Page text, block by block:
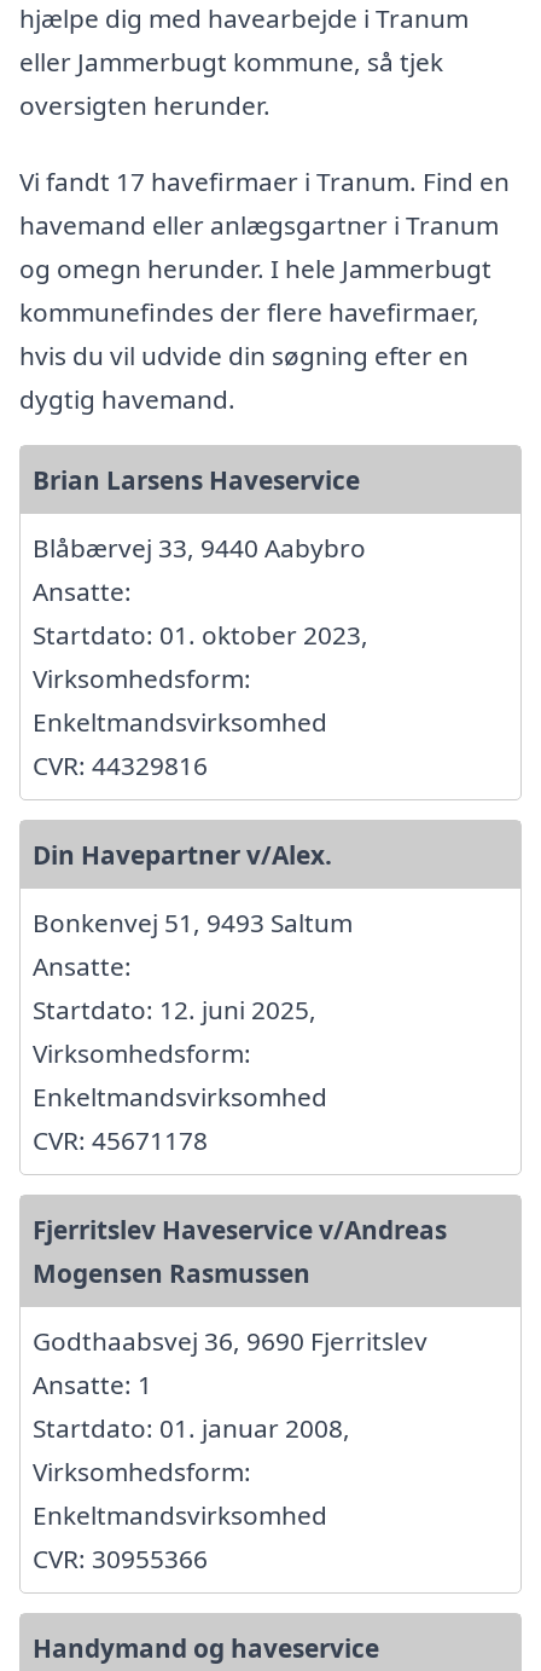
hjælpe dig med havearbejde i Tranum
eller Jammerbugt kommune, så tjek
oversigten herunder.
Vi fandt 17 havefirmaer i Tranum. Find en
havemand eller anlægsgartner i Tranum
og omegn herunder. I hele Jammerbugt
kommunefindes der flere havefirmaer,
hvis du vil udvide din søgning efter en
dygtig havemand.
Brian Larsens Haveservice
Blåbærvej 33, 9440 Aabybro
Ansatte:
Startdato: 01. oktober 2023,
Virksomhedsform:
Enkeltmandsvirksomhed
CVR: 44329816
Din Havepartner v/Alex.
Bonkenvej 51, 9493 Saltum
Ansatte:
Startdato: 12. juni 2025,
Virksomhedsform:
Enkeltmandsvirksomhed
CVR: 45671178
Fjerritslev Haveservice v/Andreas
Mogensen Rasmussen
Godthaabsvej 36, 9690 Fjerritslev
Ansatte: 1
Startdato: 01. januar 2008,
Virksomhedsform:
Enkeltmandsvirksomhed
CVR: 30955366
Handymand og haveservice